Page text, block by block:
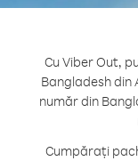
Cu Viber Out,
Bangladesh
număr din
Cumpărați